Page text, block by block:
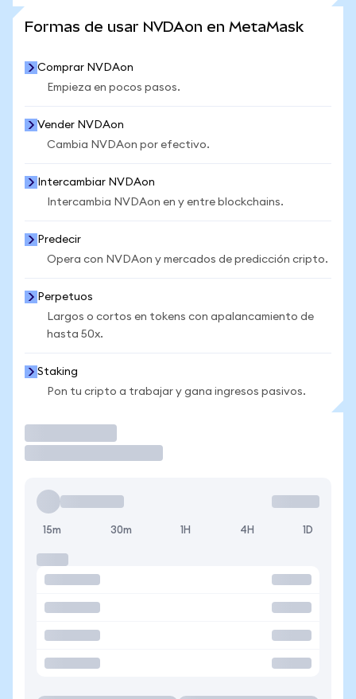
Formas de usar NVDAon en MetaMask
Comprar NVDAon
Empieza en pocos pasos.
Vender NVDAon
Cambia NVDAon por efectivo.
Intercambiar NVDAon
Intercambia NVDAon en y entre blockchains.
Predecir
Opera con NVDAon y mercados de predicción cripto.
Perpetuos
Largos o cortos en tokens con apalancamiento de
hasta 50x.
Staking
Pon tu cripto a trabajar y gana ingresos pasivos.
15m 30m 1H 4H 1D